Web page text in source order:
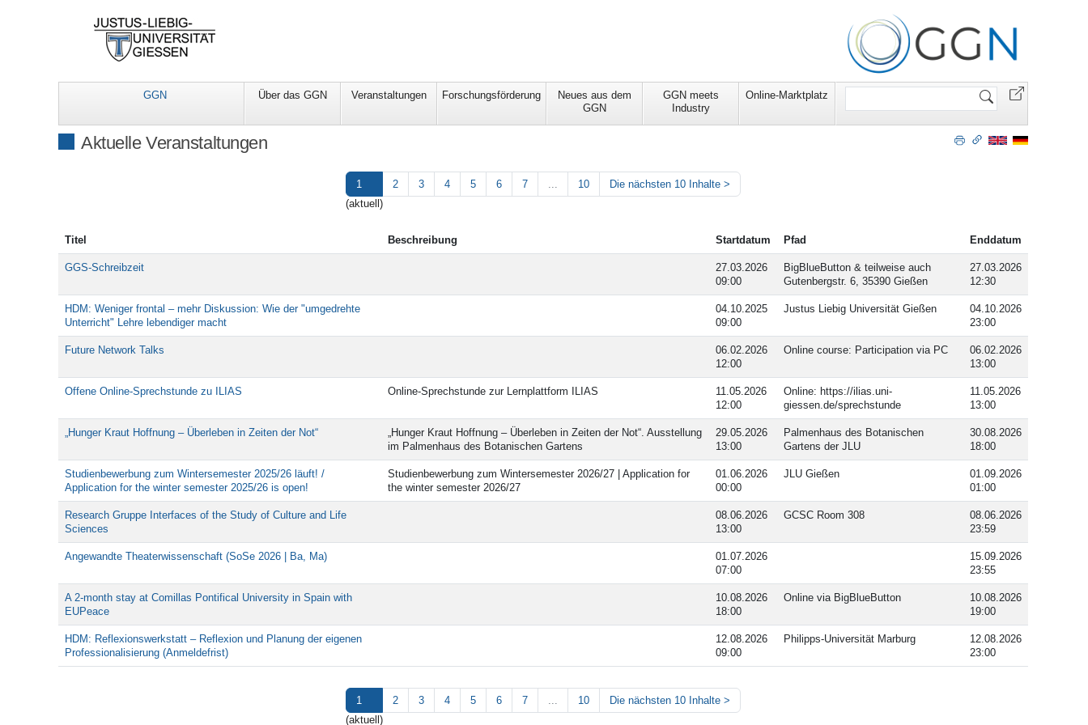
GGN Über das GGN Veranstaltungen Forschungsförderung
Neues aus dem
GGN
GGN meets
Industry
Online-Marktplatz
Website
Aktuelle Veranstaltungen
1
(aktuell)
2 3 4 5 6 7 ... 10 Die nächsten 10 Inhalte >
Titel Beschreibung Startdatum Pfad Enddatum
GGS-Schreibzeit
27.03.2026
09:00
BigBlueButton & teilweise auch
Gutenbergstr. 6, 35390 Gießen
27.03.2026
12:30
HDM: Weniger frontal – mehr Diskussion: Wie der "umgedrehte
Unterricht" Lehre lebendiger macht
04.10.2025
09:00
Justus Liebig Universität Gießen
04.10.2026
23:00
Future Network Talks
06.02.2026
12:00
Online course: Participation via PC
06.02.2026
13:00
Offene Online-Sprechstunde zu ILIAS Online-Sprechstunde zur Lernplattform ILIAS
11.05.2026
12:00
Online: https://ilias.uni-
giessen.de/sprechstunde
11.05.2026
13:00
„Hunger Kraut Hoffnung – Überleben in Zeiten der Not“
„Hunger Kraut Hoffnung – Überleben in Zeiten der Not“. Ausstellung
im Palmenhaus des Botanischen Gartens
29.05.2026
13:00
Palmenhaus des Botanischen
Gartens der JLU
30.08.2026
18:00
Studienbewerbung zum Wintersemester 2025/26 läuft! /
Application for the winter semester 2025/26 is open!
Studienbewerbung zum Wintersemester 2026/27 | Application for
the winter semester 2026/27
01.06.2026
00:00
JLU Gießen
01.09.2026
01:00
Research Gruppe Interfaces of the Study of Culture and Life
Sciences
08.06.2026
13:00
GCSC Room 308
08.06.2026
23:59
Angewandte Theaterwissenschaft (SoSe 2026 | Ba, Ma)
01.07.2026
07:00
15.09.2026
23:55
A 2-month stay at Comillas Pontifical University in Spain with
EUPeace
10.08.2026
18:00
Online via BigBlueButton
10.08.2026
19:00
HDM: Reflexionswerkstatt – Reflexion und Planung der eigenen
Professionalisierung (Anmeldefrist)
12.08.2026
09:00
Philipps-Universität Marburg
12.08.2026
23:00
1
(aktuell)
2 3 4 5 6 7 ... 10 Die nächsten 10 Inhalte >